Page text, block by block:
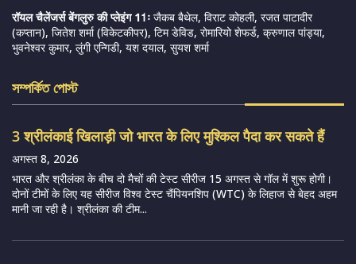
रॉयल चैलेंजर्स बेंगलुरु की प्लेइंग 11ः जैकब बैथेल, विराट कोहली, रजत पाटादीर
(कप्तान), जितेश शर्मा (विकेटकीपर), टिम डेविड, रोमारियो शेफर्ड, क्रुणाल पांड्या,
भुवनेश्वर कुमार, लुंगी एन्गिडी, यश दयाल, सुयश शर्मा
সম্পর্কিত পোস্ট
3 श्रीलंकाई खिलाड़ी जो भारत के लिए मुश्किल पैदा कर सकते हैं
अगस्त 8, 2026
भारत और श्रीलंका के बीच दो मैचों की टेस्ट सीरीज 15 अगस्त से गॉल में शुरू होगी।
दोनों टीमों के लिए यह सीरीज विश्व टेस्ट चैंपियनशिप (WTC) के लिहाज से बेहद अहम
मानी जा रही है। श्रीलंका की टीम...